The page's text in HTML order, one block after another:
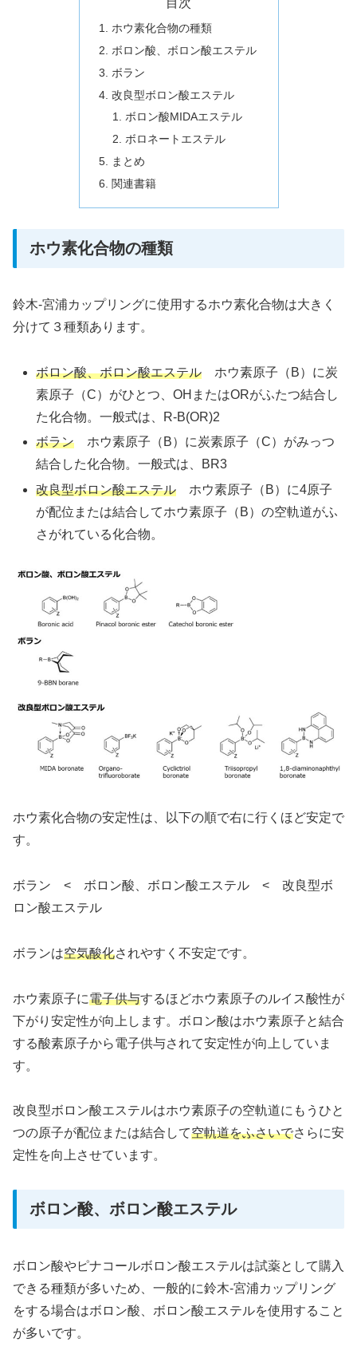
目次
ホウ素化合物の種類
ボロン酸、ボロン酸エステル
ボラン
改良型ボロン酸エステル
ボロン酸MIDAエステル
ボロネートエステル
まとめ
関連書籍
ホウ素化合物の種類
鈴木-宮浦カップリングに使用するホウ素化合物は大きく
分けて３種類あります。
ボロン酸、ボロン酸エステル ホウ素原子（B）に炭
素原子（C）がひとつ、OHまたはORがふたつ結合し
た化合物。一般式は、R-B(OR)2
ボラン ホウ素原子（B）に炭素原子（C）がみっつ
結合した化合物。一般式は、BR3
改良型ボロン酸エステル ホウ素原子（B）に4原子
が配位または結合してホウ素原子（B）の空軌道がふ
さがれている化合物。
ホウ素化合物の安定性は、以下の順で右に行くほど安定で
す。
ボラン < ボロン酸、ボロン酸エステル < 改良型ボ
ロン酸エステル
ボランは空気酸化されやすく不安定です。
ホウ素原子に電子供与するほどホウ素原子のルイス酸性が
下がり安定性が向上します。ボロン酸はホウ素原子と結合
する酸素原子から電子供与されて安定性が向上していま
す。
改良型ボロン酸エステルはホウ素原子の空軌道にもうひと
つの原子が配位または結合して空軌道をふさいでさらに安
定性を向上させています。
ボロン酸、ボロン酸エステル
ボロン酸やピナコールボロン酸エステルは試薬として購入
できる種類が多いため、一般的に鈴木-宮浦カップリング
をする場合はボロン酸、ボロン酸エステルを使用すること
が多いです。